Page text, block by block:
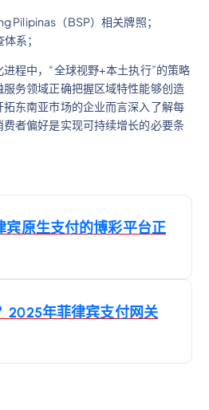
Pilipinas（BSP）相关牌照；
系；
程中，“全球视野+本土执行”的策略
务领域正确把握区域特性能够创造
东南亚市场的企业而言深入了解每
者偏好是实现可持续增长的必要条
宾原生支付的博彩平台正
2025年菲律宾支付网关